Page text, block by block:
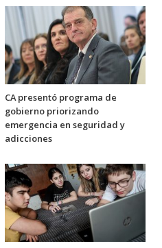
CA presentó programa de
gobierno priorizando
emergencia en seguridad y
adicciones